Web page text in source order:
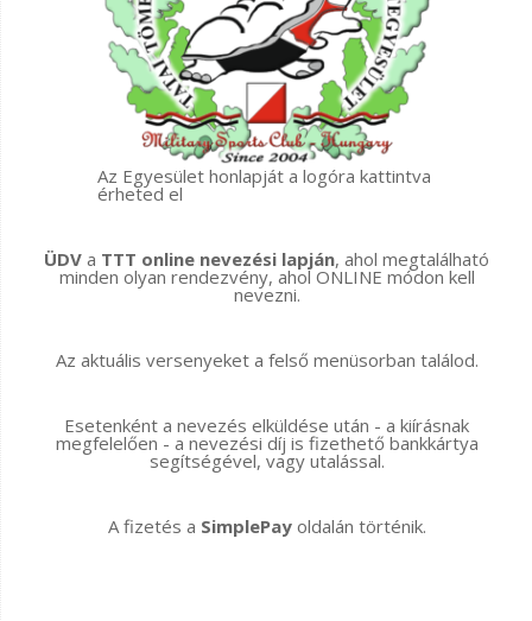
Az Egyesület honlapját a logóra kattintva
érheted el
ÜDV a TTT online nevezési lapján, ahol megtalálható
minden olyan rendezvény, ahol ONLINE módon kell
nevezni.
Az aktuális versenyeket a felső menüsorban találod.
Esetenként a nevezés elküldése után - a kiírásnak
megfelelően - a nevezési díj is fizethető bankkártya
segítségével, vagy utalással.
A fizetés a SimplePayoldalán történik.